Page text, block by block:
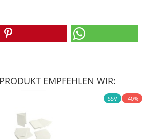
EMPFEHLEN WIR:
SSV -40%